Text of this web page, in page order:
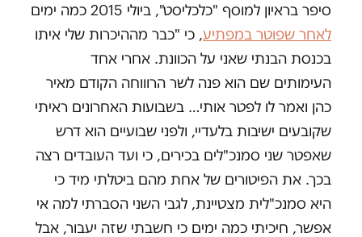
סיפר בראיון למוסף "כלכליסט", ביולי 2015 כמה ימים
לאחר שפוטר במפתיע, כי "כבר מההיכרות שלי איתו
בכנסת הבנתי שאני על הכוונת. אחרי אחד
העימותים שם הוא פנה לשר הרוווחה הקודם מאיר
כהן ואמר לו לפטר אותי… בשבועות האחרונים ראיתי
שקובעים ישיבות בלעדיי, ולפני שבועיים הוא דרש
שאפטר שני סמנכ"לים בכירים, כי ועד העובדים רצה
בכך. את הפיטורים של אחת מהם ביטלתי מיד כי
היא סמנכ"לית מצטיינת, לגבי השני הסברתי למה אי
אפשר, חיכיתי כמה ימים כי חשבתי שזה יעבור, אבל